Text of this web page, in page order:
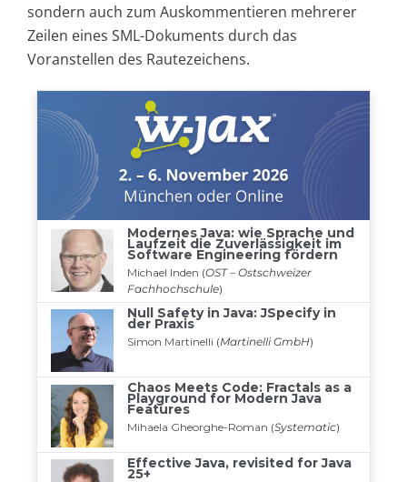
sondern auch zum Auskommentieren mehrerer
Zeilen eines SML-Dokuments durch das
Voranstellen des Rautezeichens.